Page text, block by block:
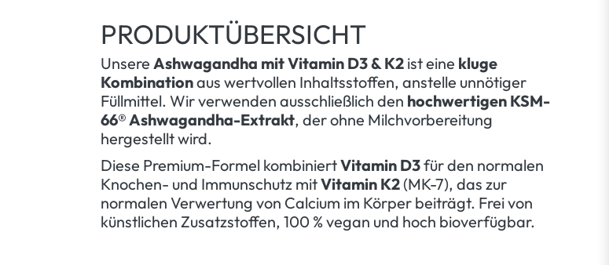
PRODUKTÜBERSICHT
Unsere Ashwagandha mit Vitamin D3 & K2 ist eine kluge
Kombinationaus wertvollen Inhaltsstoffen, anstelle unnötiger
Füllmittel. Wir verwenden ausschließlich den hochwertigen KSM-
66® Ashwagandha-Extrakt, der ohne Milchvorbereitung
hergestellt wird.
Diese Premium-Formel kombiniertVitamin D3für den normalen
Knochen- und Immunschutz mitVitamin K2 (MK-7), das zur
normalen Verwertung von Calcium im Körper beiträgt. Frei von
künstlichen Zusatzstoffen, 100 % vegan und hoch bioverfügbar.